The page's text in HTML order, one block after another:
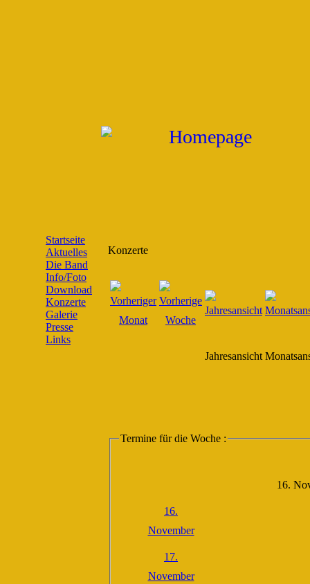
Startseite
Aktuelles
Die Band
Info/Foto
Download
Konzerte
Galerie
Presse
Links
Konzerte
Jahresansicht
Termine für die Woche :
16.
16.
November
17.
November